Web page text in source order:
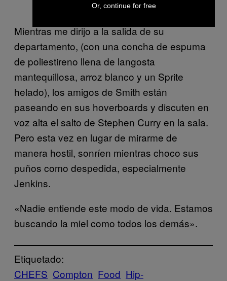
Mientras me dirijo a la salida de su
departamento, (con una concha de espuma
de poliestireno llena de langosta
mantequillosa, arroz blanco y un Sprite
helado), los amigos de Smith están
paseando en sus hoverboards y discuten en
voz alta el salto de Stephen Curry en la sala.
Pero esta vez en lugar de mirarme de
manera hostil, sonríen mientras choco sus
puños como despedida, especialmente
Jenkins.
«Nadie entiende este modo de vida. Estamos
buscando la miel como todos los demás».
Etiquetado:
CHEFS Compton Food Hip-
Or, continue for free